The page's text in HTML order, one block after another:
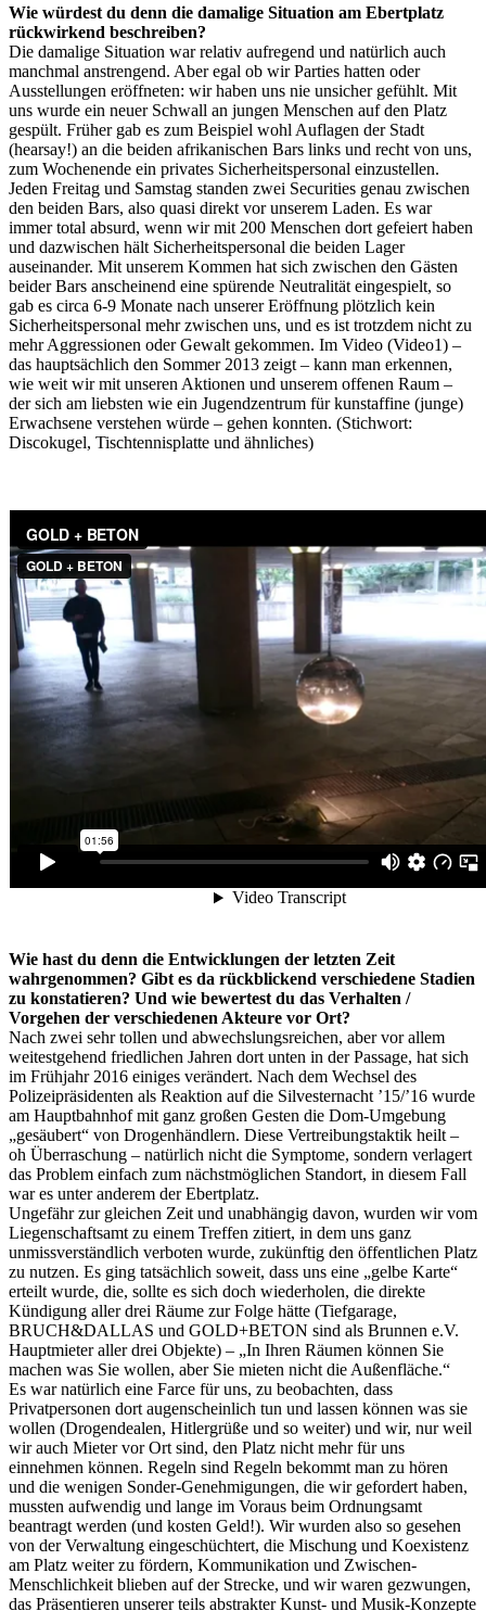
Wie würdest du denn die damalige Situation am Ebertplatz
rückwirkend beschreiben?
Die damalige Situation war relativ aufregend und natürlich auch
manchmal anstrengend. Aber egal ob wir Parties hatten oder
Ausstellungen eröffneten: wir haben uns nie unsicher gefühlt. Mit
uns wurde ein neuer Schwall an jungen Menschen auf den Platz
gespült. Früher gab es zum Beispiel wohl Auflagen der Stadt
(hearsay!) an die beiden afrikanischen Bars links und recht von uns,
zum Wochenende ein privates Sicherheitspersonal einzustellen.
Jeden Freitag und Samstag standen zwei Securities genau zwischen
den beiden Bars, also quasi direkt vor unserem Laden. Es war
immer total absurd, wenn wir mit 200 Menschen dort gefeiert haben
und dazwischen hält Sicherheitspersonal die beiden Lager
auseinander. Mit unserem Kommen hat sich zwischen den Gästen
beider Bars anscheinend eine spürende Neutralität eingespielt, so
gab es circa 6-9 Monate nach unserer Eröffnung plötzlich kein
Sicherheitspersonal mehr zwischen uns, und es ist trotzdem nicht zu
mehr Aggressionen oder Gewalt gekommen. Im Video (Video1) –
das hauptsächlich den Sommer 2013 zeigt – kann man erkennen,
wie weit wir mit unseren Aktionen und unserem offenen Raum –
der sich am liebsten wie ein Jugendzentrum für kunstaffine (junge)
Erwachsene verstehen würde – gehen konnten. (Stichwort:
Discokugel, Tischtennisplatte und ähnliches)
Wie hast du denn die Entwicklungen der letzten Zeit
wahrgenommen? Gibt es da rückblickend verschiedene Stadien
zu konstatieren? Und wie bewertest du das Verhalten /
Vorgehen der verschiedenen Akteure vor Ort?
Nach zwei sehr tollen und abwechslungsreichen, aber vor allem
weitestgehend friedlichen Jahren dort unten in der Passage, hat sich
im Frühjahr 2016 einiges verändert. Nach dem Wechsel des
Polizeipräsidenten als Reaktion auf die Silvesternacht ’15/’16 wurde
am Hauptbahnhof mit ganz großen Gesten die Dom-Umgebung
„gesäubert“ von Drogenhändlern. Diese Vertreibungstaktik heilt –
oh Überraschung – natürlich nicht die Symptome, sondern verlagert
das Problem einfach zum nächstmöglichen Standort, in diesem Fall
war es unter anderem der Ebertplatz.
Ungefähr zur gleichen Zeit und unabhängig davon, wurden wir vom
Liegenschaftsamt zu einem Treffen zitiert, in dem uns ganz
unmissverständlich verboten wurde, zukünftig den öffentlichen Platz
zu nutzen. Es ging tatsächlich soweit, dass uns eine „gelbe Karte“
erteilt wurde, die, sollte es sich doch wiederholen, die direkte
Kündigung aller drei Räume zur Folge hätte (Tiefgarage,
BRUCH&DALLAS und GOLD+BETON sind als Brunnen e.V.
Hauptmieter aller drei Objekte) – „In Ihren Räumen können Sie
machen was Sie wollen, aber Sie mieten nicht die Außenfläche.“
Es war natürlich eine Farce für uns, zu beobachten, dass
Privatpersonen dort augenscheinlich tun und lassen können was sie
wollen (Drogendealen, Hitlergrüße und so weiter) und wir, nur weil
wir auch Mieter vor Ort sind, den Platz nicht mehr für uns
einnehmen können. Regeln sind Regeln bekommt man zu hören
und die wenigen Sonder-Genehmigungen, die wir gefordert haben,
mussten aufwendig und lange im Voraus beim Ordnungsamt
beantragt werden (und kosten Geld!). Wir wurden also so gesehen
von der Verwaltung eingeschüchtert, die Mischung und Koexistenz
am Platz weiter zu fördern, Kommunikation und Zwischen-
Menschlichkeit blieben auf der Strecke, und wir waren gezwungen,
das Präsentieren unserer teils abstrakter Kunst- und Musik-Konzepte